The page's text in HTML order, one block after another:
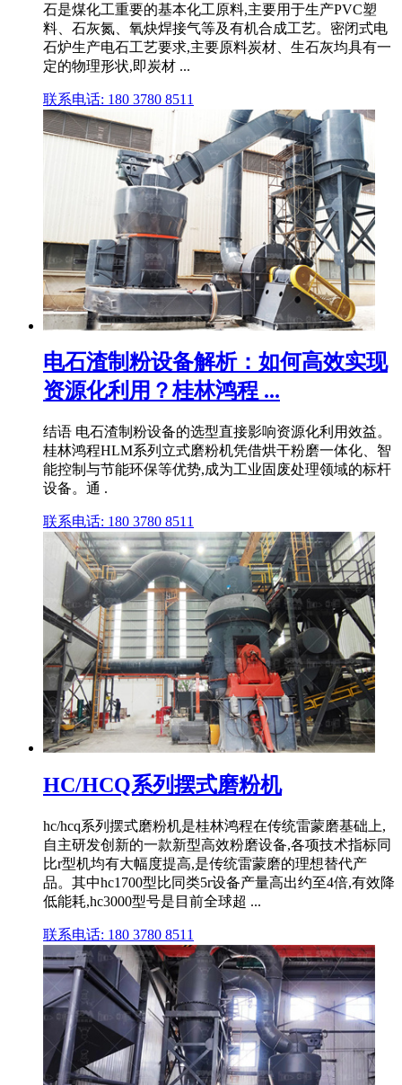
石是煤化工重要的基本化工原料,主要用于生产PVC塑
料、石灰氮、氧炔焊接气等及有机合成工艺。密闭式电
石炉生产电石工艺要求,主要原料炭材、生石灰均具有一
定的物理形状,即炭材 ...
联系电话: 180 3780 8511
电石渣制粉设备解析：如何高效实现
资源化利用？桂林鸿程 ...
结语 电石渣制粉设备的选型直接影响资源化利用效益。
桂林鸿程HLM系列立式磨粉机凭借烘干粉磨一体化、智
能控制与节能环保等优势,成为工业固废处理领域的标杆
设备。通 .
联系电话: 180 3780 8511
HC/HCQ系列摆式磨粉机
hc/hcq系列摆式磨粉机是桂林鸿程在传统雷蒙磨基础上,
自主研发创新的一款新型高效粉磨设备,各项技术指标同
比r型机均有大幅度提高,是传统雷蒙磨的理想替代产
品。其中hc1700型比同类5r设备产量高出约至4倍,有效降
低能耗,hc3000型号是目前全球超 ...
联系电话: 180 3780 8511